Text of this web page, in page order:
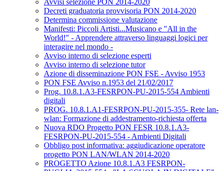
Avvisi selezione PON 2014-2020
Decreti graduatoria provvisoria PON 2014-2020
Determina commissione valutazione
Manifesti: Piccoli Artisti...Musicano e "All in the
World!" - Apprendere attraverso linguaggi logici per
interagire nel mondo -
Avviso interno di selezione esperti
Avviso interno di selezione tutor
Azione di disseminazione PON FSE - Avviso 1953
PON FSE Avviso n.1953 del 21/02/2017
Prog. 10.8.1.A3-FESRPON-PU-2015-554 Ambienti
digitali
PROG. 10.8.1.A1-FESRPON-PU-2015-355- Rete lan-
wlan: Formazione di addestramento-richiesta offerta
Nuova RDO Progetto PON FESR 10.8.1.A3-
FESRPON-PU-2015-554 - Ambienti Digitali
Obbligo post informativa: aggiudicazione operatore
progetto PON LAN/WLAN 2014-2020
PROGETTO Azione 10.8.1.A3 FESRPON-